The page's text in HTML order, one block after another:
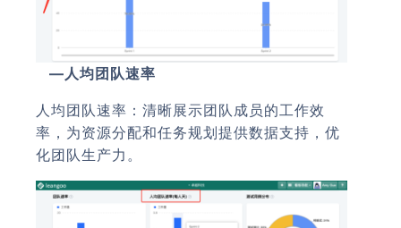
—人均团队速率
人均团队速率：清晰展示团队成员的工作效
率，为资源分配和任务规划提供数据支持，优
化团队生产力。